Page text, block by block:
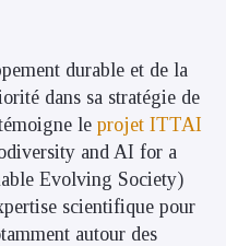
durable et de la
dans sa stratégie de
le projet ITTAI
and AI for a
Evolving Society)
scientifique pour
autour des